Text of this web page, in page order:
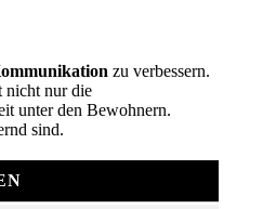
zu verbessern.
nicht nur die
unter den Bewohnern.
sind.